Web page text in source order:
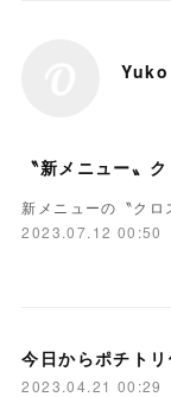
Yuko
〝新メニュー〟
新メニューの〝クロ
2023.07.12 00:50
2023.04.21 00:29